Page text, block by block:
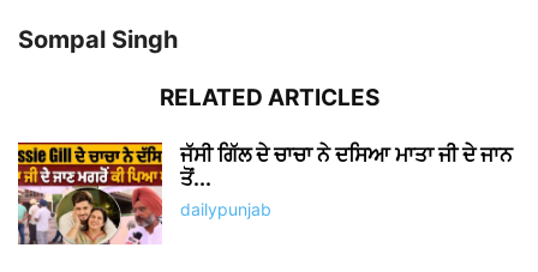
Sompal Singh
RELATED ARTICLES
ਜੱਸੀ ਗਿੱਲ ਦੇ ਚਾਚਾ ਨੇ ਦਸਿਆ ਮਾਤਾ ਜੀ ਦੇ ਜਾਨ
ਤੋਂ...
dailypunjab